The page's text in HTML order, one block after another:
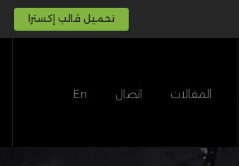
تحميل قالب إكسترا
المقالات اتصال En